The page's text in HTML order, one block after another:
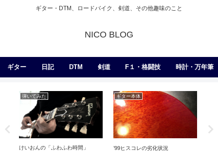
ギター・DTM、ロードバイク、剣道、その他趣味のこと
NICO BLOG
ギター 日記 DTM 剣道 F１・格闘技 時計・万年筆
弾いてみた
けいおんの「ふわふわ時間」
ギター本体
’99ヒスコレの劣化状況